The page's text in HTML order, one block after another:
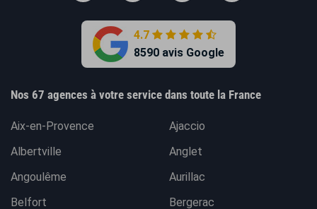
4.7
8590 avis Google
Nos 67 agences à votre service dans toute la France
Aix-en-Provence
Ajaccio
Albertville
Anglet
Angoulême
Aurillac
Belfort
Bergerac